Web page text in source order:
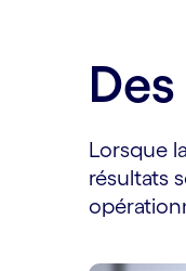
Lorsque
résultats